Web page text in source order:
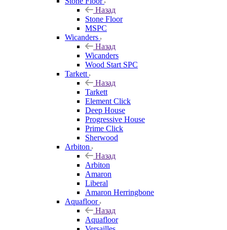
Назад
Stone Floor
MSPC
Wicanders
Назад
Wicanders
Wood Start SPC
Tarkett
Назад
Tarkett
Element Click
Deep House
Progressive House
Prime Click
Sherwood
Arbiton
Назад
Arbiton
Amaron
Liberal
Amaron Herringbone
Aquafloor
Назад
Aquafloor